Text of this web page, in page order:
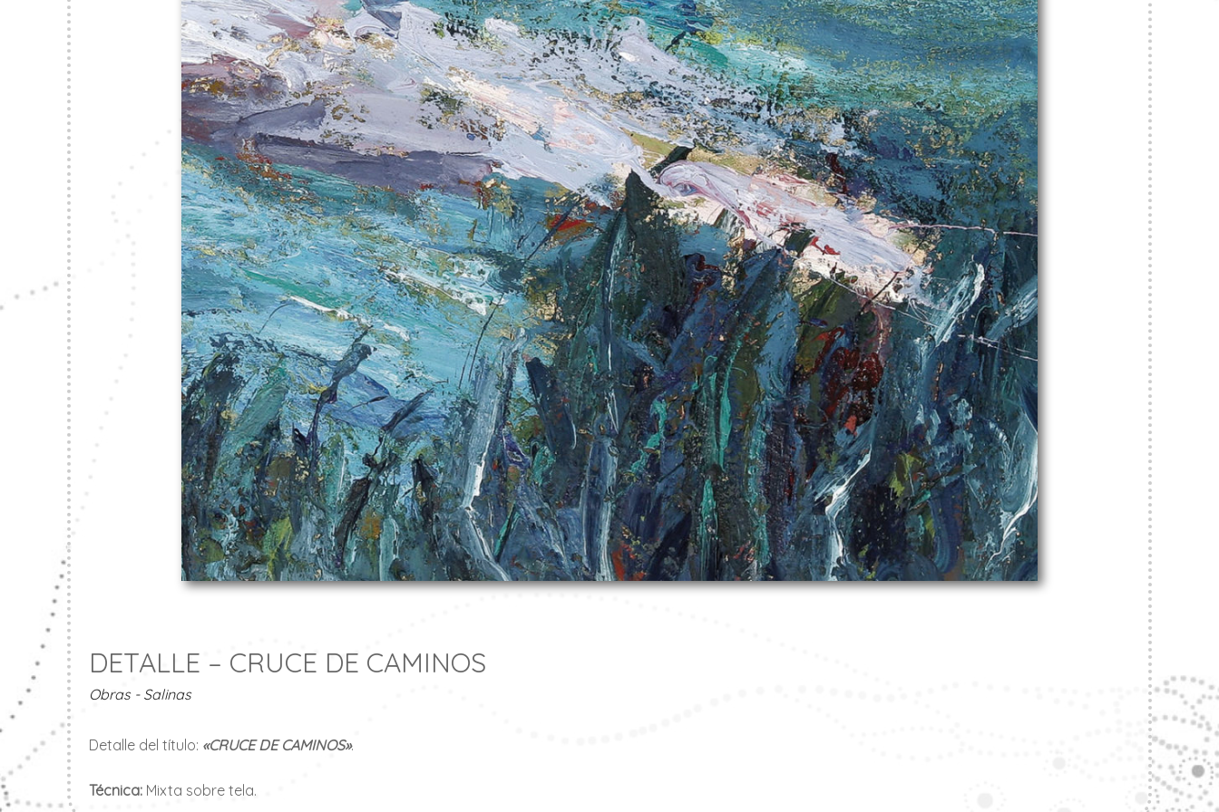
DETALLE – CRUCE DE CAMINOS
Obras - Salinas
Detalle del título: «CRUCE DE CAMINOS».
Técnica: Mixta sobre tela.